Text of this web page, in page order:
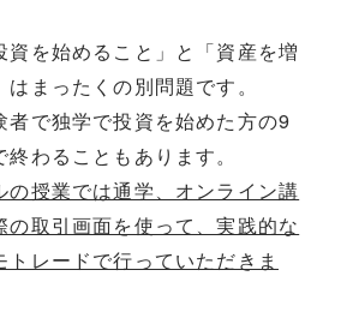
資を始めること」と「資産を増
まったくの別問題です。
者で独学で投資を始めた方の9
わることもあります。
の授業では通学、オンライン講
の取引画面を使って、実践的な
トレードで行っていただきま